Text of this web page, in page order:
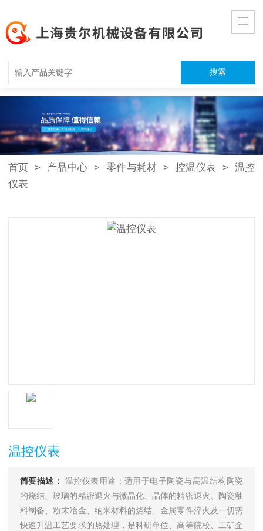
首页 > 产品中心 > 零件与耗材 > 控温仪表 >
温控
仪表
温控仪表
简要描述：
温控仪表用途：适用于电子陶瓷与高温结构陶瓷
的烧结、玻璃的精密退火与微晶化、晶体的精密退火、陶瓷釉
料制备、粉末冶金、纳米材料的烧结、金属零件淬火及一切需
快速升温工艺要求的热处理，是科研单位、高等院校、工矿企